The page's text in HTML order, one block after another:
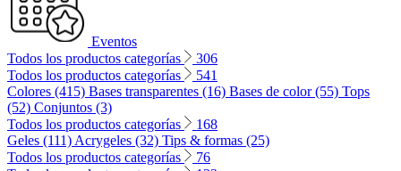
Eventos
Todos los productos categorías
306
Todos los productos categorías
541
Colores (415) Bases transparentes (16) Bases de color (55) Tops
(52) Conjuntos (3)
Todos los productos categorías
168
Geles (111) Acrygeles (32) Tips & formas (25)
Todos los productos categorías
76